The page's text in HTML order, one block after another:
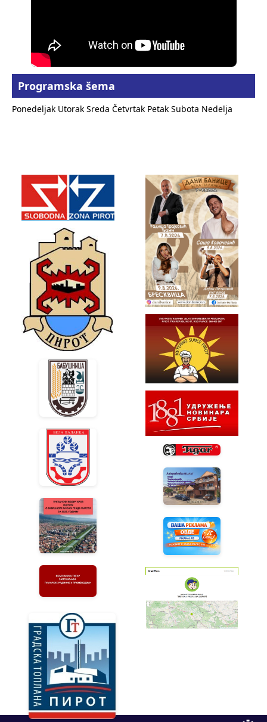
Programska šema
Ponedeljak Utorak Sreda Četvrtak Petak Subota Nedelja